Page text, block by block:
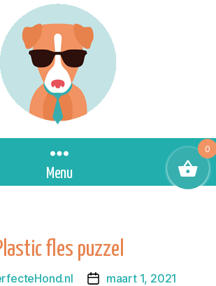
Menu
fles puzzel
Berichtdatum
maart 1, 2021
0